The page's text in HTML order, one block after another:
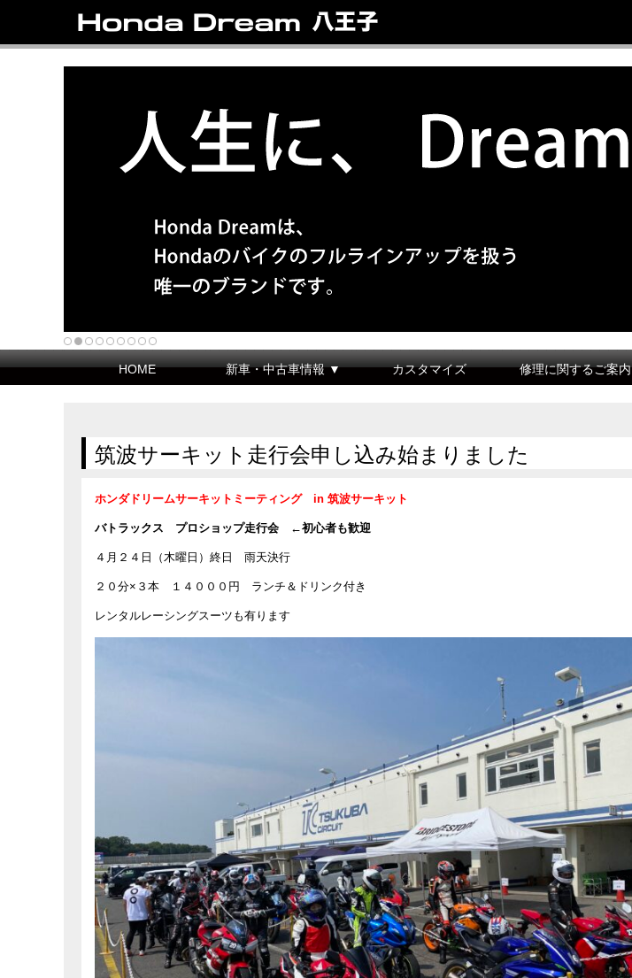
HOME 新車・中古車情報 ▼ カスタマイズ 修理に関するご案内
筑波サーキット走行会申し込み始まりました
ホンダドリームサーキットミーティング in 筑波サーキット
バトラックス プロショップ走行会 ←初心者も歓迎
４月２４日（木曜日）終日 雨天決行
２０分×３本 １４０００円 ランチ＆ドリンク付き
レンタルレーシングスーツも有ります